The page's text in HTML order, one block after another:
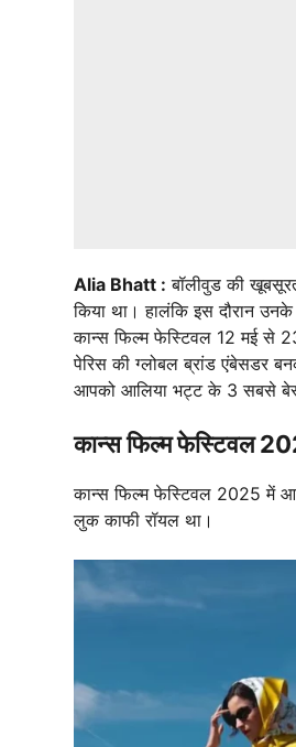
Alia Bhatt : बॉलीवुड की
किया था। हालंकि इस दौरान
कान्स फिल्म फेस्टिवल 12 मई से
पेरिस की ग्लोबल ब्रांड एंबेसडर
आपको आलिया भट्ट के 3 सबसे
कान्स फिल्म फेस्टिवल
कान्स फिल्म फेस्टिवल 2025 में
लुक काफी रॉयल था।